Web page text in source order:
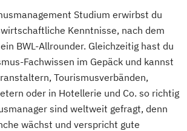
Studium erwirbst du
Kenntnisse, nach dem
BWL-Allrounder. Gleichzeitig hast du
Fachwissen im Gepäck und kannst
Tourismusverbänden,
oder in Hotellerie und Co. so richtig
sind weltweit gefragt, denn
wächst und verspricht gute